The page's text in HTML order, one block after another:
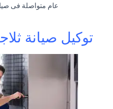
عام متواصلة فى
توكيل صيانة